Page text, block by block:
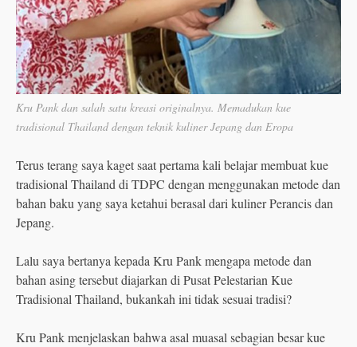
Kru Pank dan salah satu kreasi originalnya. Memadukan kue
tradisional Thailand dengan teknik kuliner Jepang dan Eropa
Terus terang saya kaget saat pertama kali belajar membuat kue
tradisional Thailand di TDPC dengan menggunakan metode dan
bahan baku yang saya ketahui berasal dari kuliner Perancis dan
Jepang.
Lalu saya bertanya kepada Kru Pank mengapa metode dan
bahan asing tersebut diajarkan di Pusat Pelestarian Kue
Tradisional Thailand, bukankah ini tidak sesuai tradisi?
Kru Pank menjelaskan bahwa asal muasal sebagian besar kue